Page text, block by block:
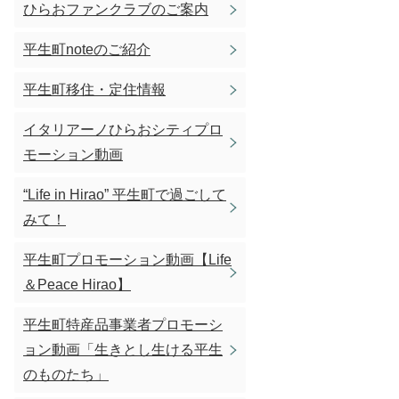
ひらおファンクラブのご案内
平生町noteのご紹介
平生町移住・定住情報
イタリアーノひらおシティプロ
モーション動画
“Life in Hirao” 平生町で過ごして
みて！
平生町プロモーション動画【Life
＆Peace Hirao】
平生町特産品事業者プロモーシ
ョン動画「生きとし生ける平生
のものたち」